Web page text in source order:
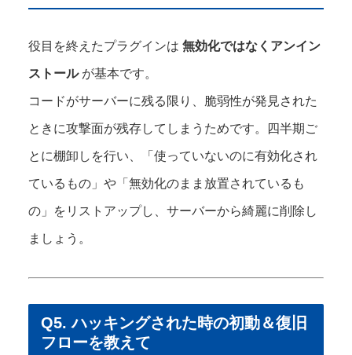
役目を終えたプラグインは 無効化ではなくアンイン
ストールが基本です。
コードがサーバーに残る限り、脆弱性が発見された
ときに攻撃面が残存してしまうためです。四半期ご
とに棚卸しを行い、「使っていないのに有効化され
ているもの」や「無効化のまま放置されているも
の」をリストアップし、サーバーから綺麗に削除し
ましょう。
Q5. ハッキングされた時の初動＆復旧
フローを教えて